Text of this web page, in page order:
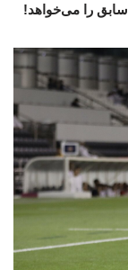
سابق را می‌خواهد!